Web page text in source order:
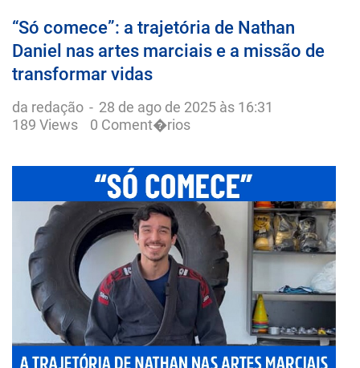
“Só comece”: a trajetória de Nathan
Daniel nas artes marciais e a missão de
transformar vidas
da redação - 28 de ago de 2025 às 16:31
189 Views
0 Coment�rios